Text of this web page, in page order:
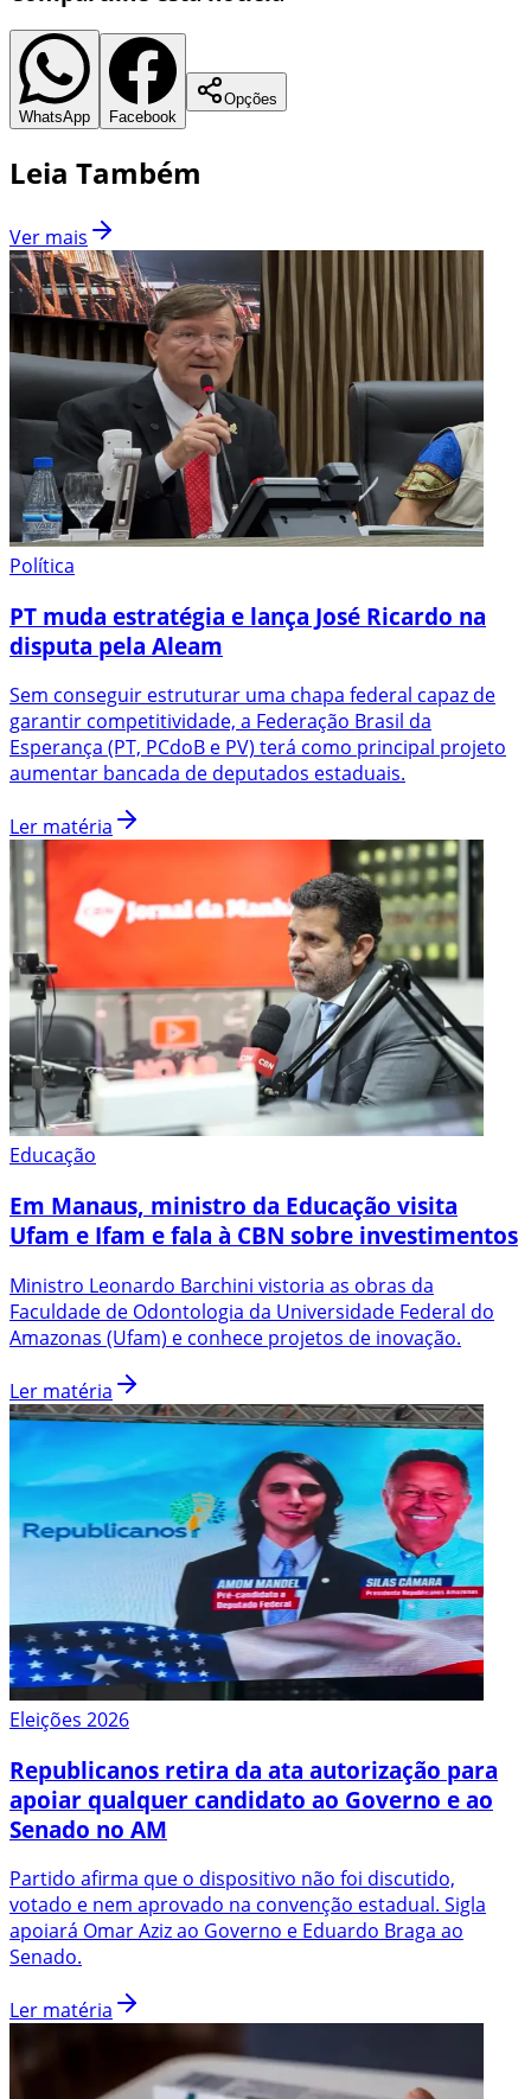
WhatsApp Facebook
Opções
Leia Também
Ver mais
Política
PT muda estratégia e lança José Ricardo na
disputa pela Aleam
Sem conseguir estruturar uma chapa federal capaz de
garantir competitividade, a Federação Brasil da
Esperança (PT, PCdoB e PV) terá como principal projeto
aumentar bancada de deputados estaduais.
Ler matéria
Educação
Em Manaus, ministro da Educação visita
Ufam e Ifam e fala à CBN sobre investimentos
Ministro Leonardo Barchini vistoria as obras da
Faculdade de Odontologia da Universidade Federal do
Amazonas (Ufam) e conhece projetos de inovação.
Ler matéria
Eleições 2026
Republicanos retira da ata autorização para
apoiar qualquer candidato ao Governo e ao
Senado no AM
Partido afirma que o dispositivo não foi discutido,
votado e nem aprovado na convenção estadual. Sigla
apoiará Omar Aziz ao Governo e Eduardo Braga ao
Senado.
Ler matéria